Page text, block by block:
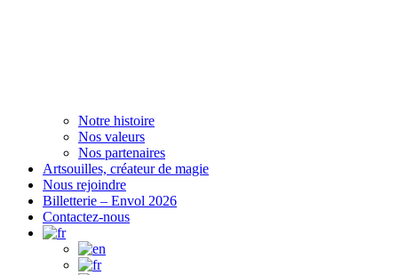
Notre histoire
Nos valeurs
Nos partenaires
Artsouilles, créateur de magie
Nous rejoindre
Billetterie – Envol 2026
Contactez-nous